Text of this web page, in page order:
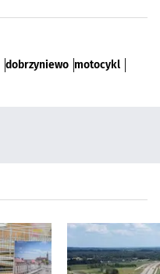
dobrzyniewo motocykl